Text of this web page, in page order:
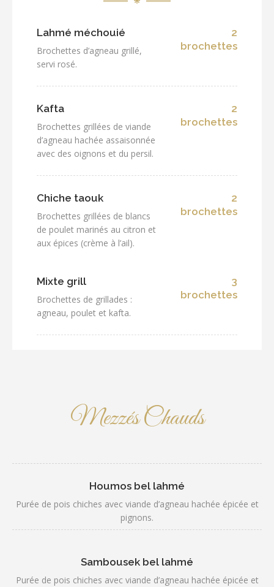
Lahmé méchouié
Brochettes d’agneau grillé,
servi rosé.
2
brochettes
Kafta
Brochettes grillées de viande
d’agneau hachée assaisonnée
avec des oignons et du persil.
2
brochettes
Chiche taouk
Brochettes grillées de blancs
de poulet marinés au citron et
aux épices (crème à l’ail).
2
brochettes
Mixte grill
Brochettes de grillades :
agneau, poulet et kafta.
3
brochettes
Mezzés Chauds
Houmos bel lahmé
Purée de pois chiches avec viande d’agneau hachée épicée et
pignons.
Sambousek bel lahmé
Purée de pois chiches avec viande d’agneau hachée épicée et